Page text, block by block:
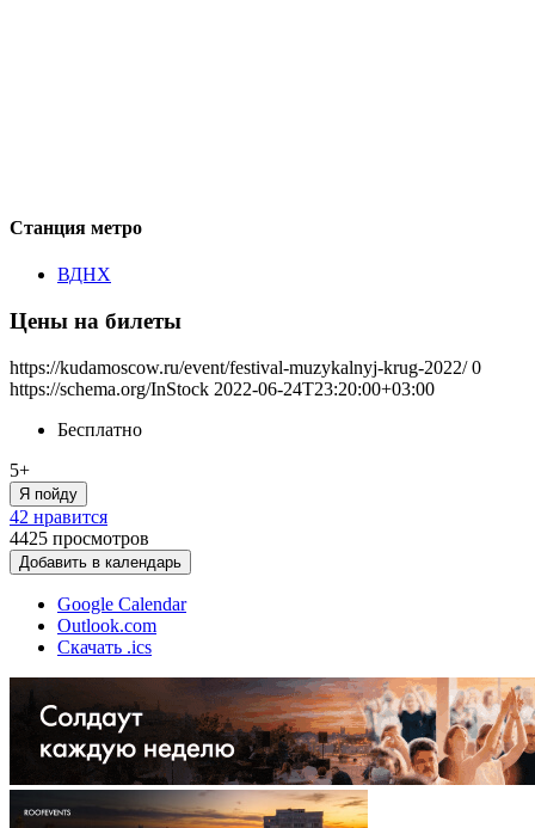
Станция метро
ВДНХ
Цены на билеты
https://kudamoscow.ru/event/festival-muzykalnyj-krug-2022/ 0
https://schema.org/InStock 2022-06-24T23:20:00+03:00
Бесплатно
5+
Я пойду
42 нравится
4425 просмотров
Добавить в календарь
Google Calendar
Outlook.com
Скачать .ics